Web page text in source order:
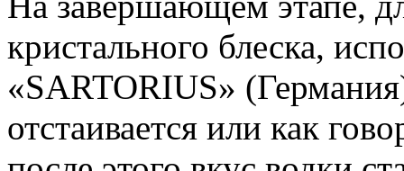
кристального блеска,
«SARTORIUS»
отстаивается или как